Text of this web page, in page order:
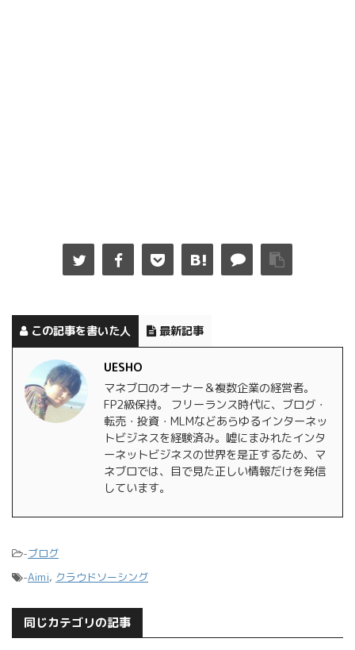
この記事を書いた人 最新記事
UESHO
マネブロのオーナー＆複数企業の経営者。
FP2級保持。 フリーランス時代に、ブログ・
転売・投資・MLMなどあらゆるインターネッ
トビジネスを経験済み。嘘にまみれたインタ
ーネットビジネスの世界を是正するため、マ
ネブロでは、目で見た正しい情報だけを発信
しています。
-ブログ
-Aimi, クラウドソーシング
同じカテゴリの記事